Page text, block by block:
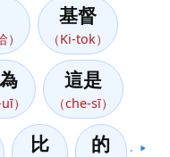
）
基督
（Ki-tok）
）
這是
（che-sī）
比 的 ▶️